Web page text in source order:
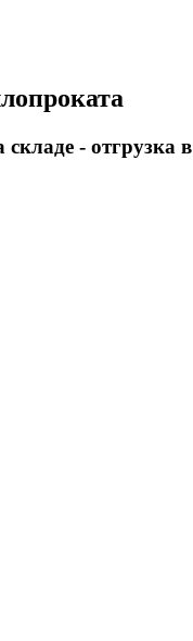
- отгрузка